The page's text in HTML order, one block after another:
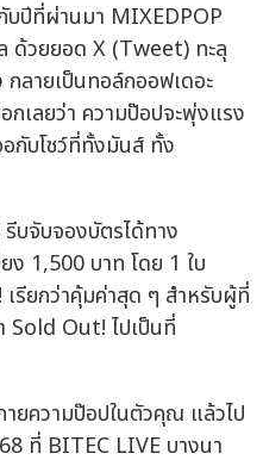
ปีที่ผ่านมา MIXEDPOP
ด้วยยอด X (Tweet) ทะลุ
กลายเป็นทอล์กออฟเดอะ
เลยว่า ความป๊อปจะพุ่งแรง
กับโชว์ที่ทั้งมันส์ ทั้ง
บจับจองบัตรได้ทาง
1,500 บาท โดย 1 ใบ
เรียกว่าคุ้มค่าสุด ๆ สำหรับผู้ที่
Sold Out! ไปเป็นที่
ายความป๊อปในตัวคุณ แล้วไป
ที่ BITEC LIVE บางนา